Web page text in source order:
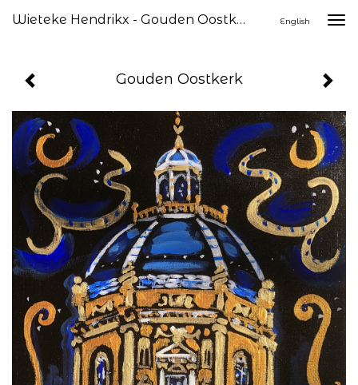
Wieteke Hendrikx - Gouden Oostkerk English
Gouden Oostkerk